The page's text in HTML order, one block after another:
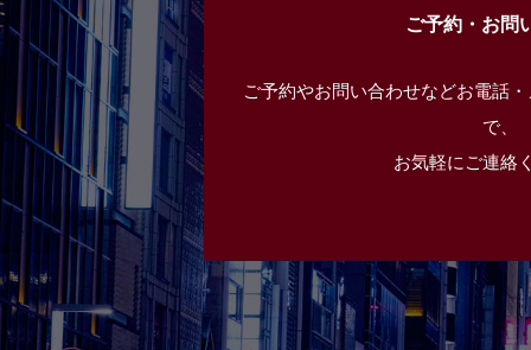
ご予約・お問
ご予約やお問い合わせなどお電話
で、
お気軽にご連絡